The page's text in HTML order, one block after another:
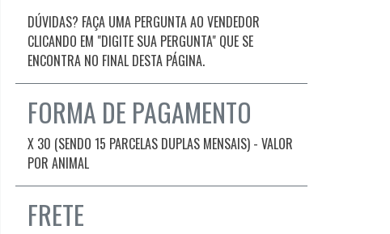
DÚVIDAS? FAÇA UMA PERGUNTA AO VENDEDOR
CLICANDO EM "DIGITE SUA PERGUNTA" QUE SE
ENCONTRA NO FINAL DESTA PÁGINA.
FORMA DE PAGAMENTO
X 30 (SENDO 15 PARCELAS DUPLAS MENSAIS) - VALOR
POR ANIMAL
FRETE